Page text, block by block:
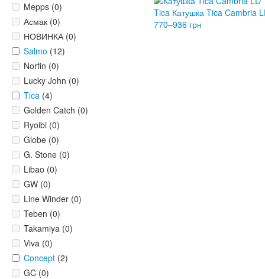
Mepps (0)
Асмак (0)
НОВИНКА (0)
Salmo (12)
Norfin (0)
Lucky John (0)
Tica (4)
Golden Catch (0)
Ryoibi (0)
Globe (0)
G. Stone (0)
Libao (0)
GW (0)
Line Winder (0)
Teben (0)
Takamiya (0)
Viva (0)
Concept (2)
GC (0)
Tica Катушка Tica Cambria
770–936 грн